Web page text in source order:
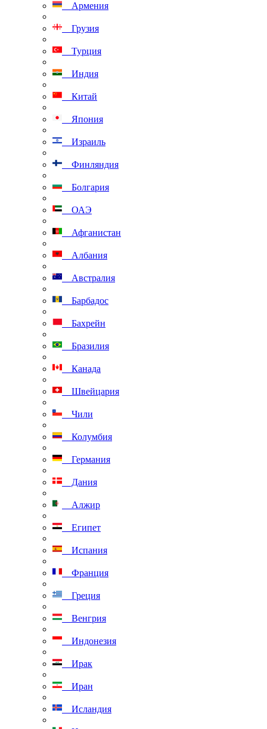
Армения
Грузия
Турция
Индия
Китай
Япония
Израиль
Финляндия
Болгария
ОАЭ
Афганистан
Албания
Австралия
Барбадос
Бахрейн
Бразилия
Канада
Швейцария
Чили
Колумбия
Германия
Дания
Алжир
Египет
Испания
Франция
Греция
Венгрия
Индонезия
Ирак
Иран
Исландия